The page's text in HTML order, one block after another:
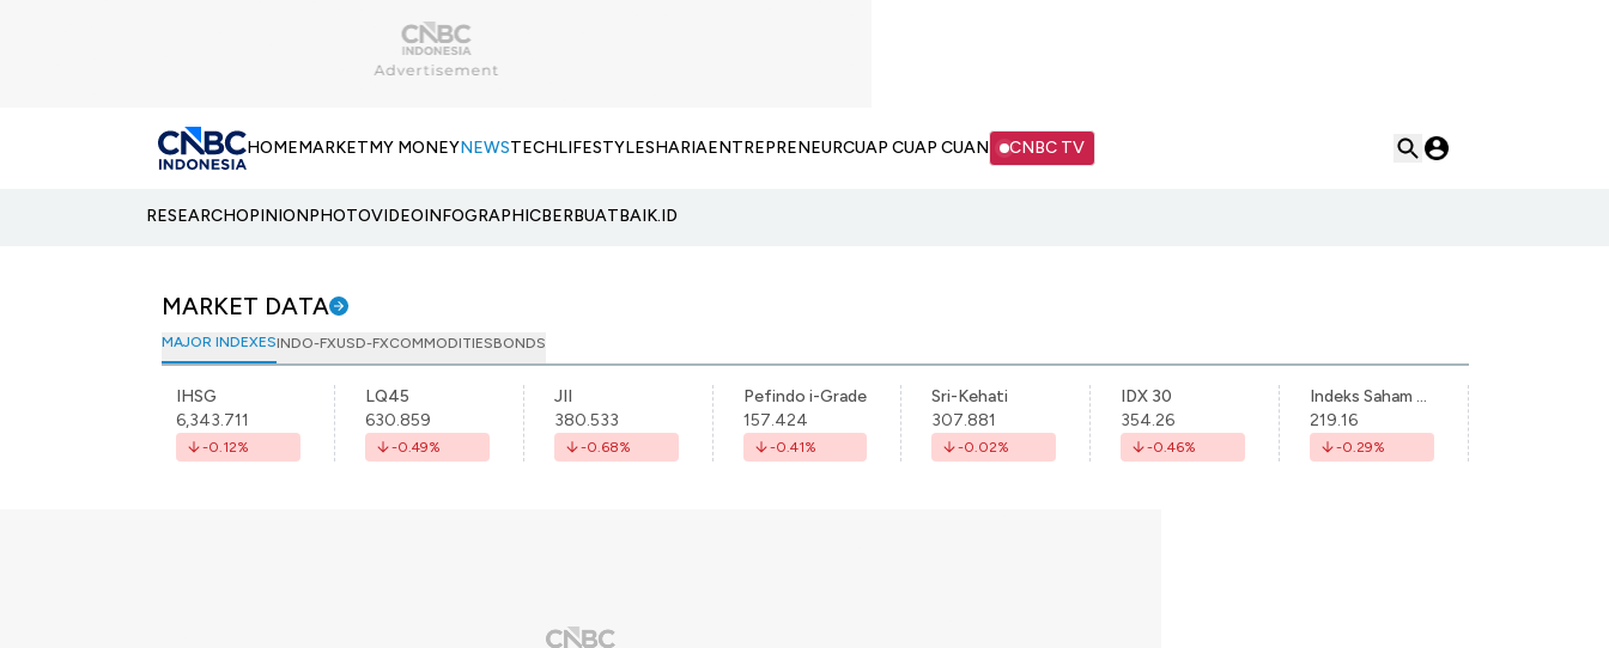
HOMEMARKETMY MONEYNEWSTECHLIFESTYLESHARIAENTREPRENEURCUAP CUAP CUAN CNBC TV
RESEARCHOPINIONPHOTOVIDEOINFOGRAPHICBERBUATBAIK.ID
MARKET DATA
MAJOR INDEXESINDO-FXUSD-FXCOMMODITIESBONDS
IHSG
6,343.711
-0.12%
LQ45
630.859
-0.49%
JII
380.533
-0.68%
Pefindo i-Grade
157.424
-0.41%
Sri-Kehati
307.881
-0.02%
IDX 30
354.26
-0.46%
Indeks Saham Syariah Indonesia
219.16
-0.29%